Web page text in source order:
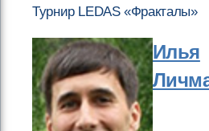
Турнир LEDAS «Фракталы»
Илья